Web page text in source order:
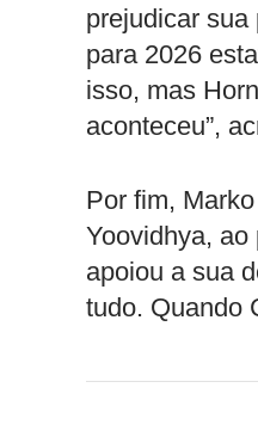
prejudicar
para 2026
isso, mas
aconteceu”,
Por fim,
Yoovidhya,
apoiou a sua
tudo. Quando